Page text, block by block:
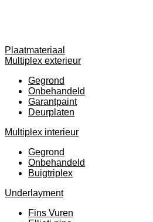
Plaatmateriaal
Multiplex exterieur
Gegrond
Onbehandeld
Garantpaint
Deurplaten
Multiplex interieur
Gegrond
Onbehandeld
Buigtriplex
Underlayment
Fins Vuren